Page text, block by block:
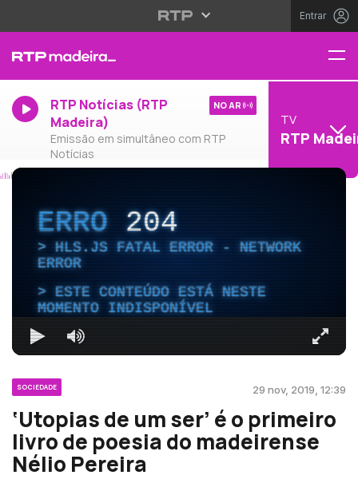
Entrar
RTP Notícias (RTP
Madeira)
Emissão em simultâneo com RTP
Notícias
NO AR
TV
RTP
ERRO204
HLS.JS FATAL ERROR - NETWORK
ERROR
ESTE CONTEÚDO ESTÁ NESTE
MOMENTO INDISPONÍVEL
SOCIEDADE 29 nov, 2019, 12:39
‘Utopias de um ser’ é o primeiro
livro de poesia do madeirense
Nélio Pereira